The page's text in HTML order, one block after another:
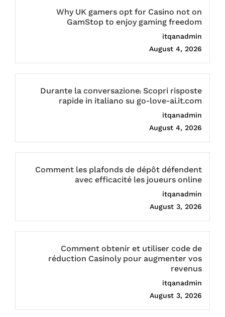
Why UK gamers opt for Casino not on
GamStop to enjoy gaming freedom
itqanadmin
August 4, 2026
Durante la conversazione: Scopri risposte
rapide in italiano su go-love-ai.it.com
itqanadmin
August 4, 2026
Comment les plafonds de dépôt défendent
avec efficacité les joueurs online
itqanadmin
August 3, 2026
Comment obtenir et utiliser code de
réduction Casinoly pour augmenter vos
revenus
itqanadmin
August 3, 2026